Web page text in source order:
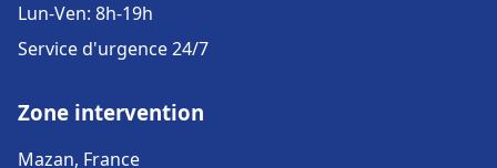
Lun-Ven: 8h-19h
Service d'urgence 24/7
Zone intervention
Mazan, France